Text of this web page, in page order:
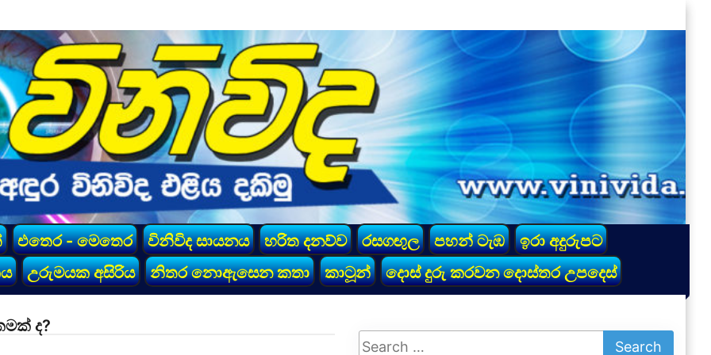
එතෙර - මෙතෙර විනිවිද සායනය හරිත දනව්ව රසගඟුල පහන් ටැඹ
ඉරා අදුරුපට
උරුමයක අසිරිය නිතර නොඇසෙන කතා කාටූන් දොස් දුරු කරවන දොස්තර උපදෙස්
ද?